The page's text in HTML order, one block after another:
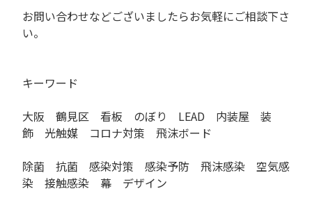
お問い合わせなどございましたらお気軽にご相談下さ
い。
キーワード
大阪 鶴見区 看板 のぼり LEAD 内装屋 装
飾 光触媒 コロナ対策 飛沫ボード
除菌 抗菌 感染対策 感染予防 飛沫感染 空気感
染 接触感染 幕 デザイン